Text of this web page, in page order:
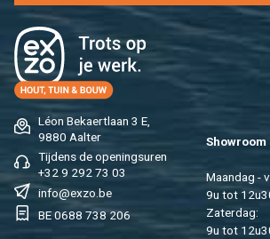
Léon Be­kaert­laan 3 E,
9880 Aal­ter
Tij­dens de ope­nings­uren
+32 9 292 73 03
info@​exzo.​be
BE 0688 738 206
Maan­dag -
9u tot
Za­ter­dag:
9u tot